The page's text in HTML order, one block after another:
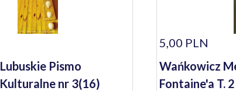
Pismo
nr 3(16)
5,00 PLN
Wańkowicz
Fontaine'a T. 2